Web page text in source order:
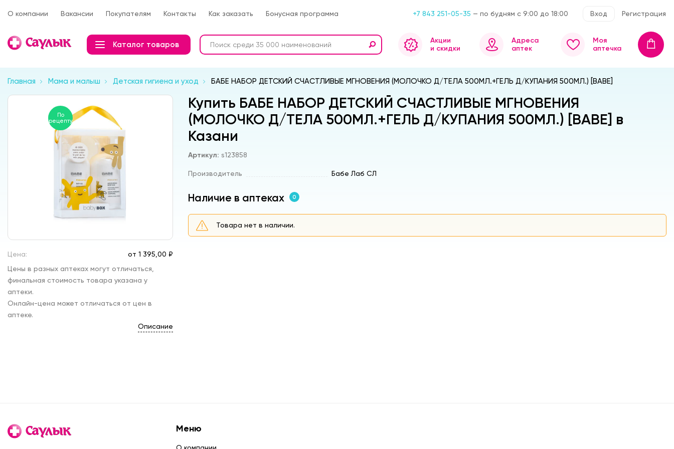
О компании Вакансии Покупателям Контакты Как заказать Бонусная программа +7 843 251-05-35 — по будням с 9:00 до 18:00 Вход Регистрация
Каталог товаров
Акции
и скидки
Адреса
аптек
Моя
аптечка
Главная Мама и малыш Детская гигиена и уход БАБЕ НАБОР ДЕТСКИЙ СЧАСТЛИВЫЕ МГНОВЕНИЯ (МОЛОЧКО Д/ТЕЛА 500МЛ.+ГЕЛЬ Д/КУПАНИЯ 500МЛ.) [BABE]
По
рецепту
Цена: от 1 395, 00 ₽
Цены в разных аптеках могут отличаться,
финальная стоимость товара указана у
аптеки.
Онлайн-цена может отличаться от цен в
аптеке.
Описание
Купить БАБЕ НАБОР ДЕТСКИЙ СЧАСТЛИВЫЕ МГНОВЕНИЯ
(МОЛОЧКО Д/ТЕЛА 500МЛ.+ГЕЛЬ Д/КУПАНИЯ 500МЛ.) [BABE] в
Казани
Артикул: s123858
Производитель Бабе Лаб СЛ
Наличие в аптеках 0
Товара нет в наличии.
Меню